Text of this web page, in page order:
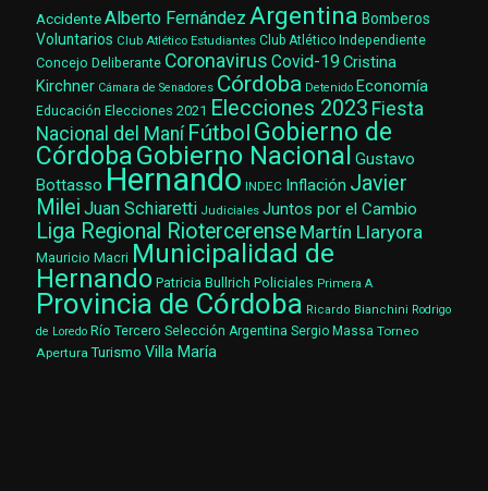
AccidenteAlberto Fernández Argentina Bomberos
Voluntarios Club Atlético Estudiantes Club Atlético Independiente
Concejo Deliberante Coronavirus Covid-19 Cristina
Kirchner Cámara de Senadores Córdoba Detenido Economía
Educación Elecciones 2021 Elecciones 2023 Fiesta
Nacional del Maní Fútbol Gobierno de
CórdobaGobierno Nacional Gustavo
Bottasso Hernando INDEC Inflación Javier
Milei Juan Schiaretti Judiciales Juntos por el Cambio
Liga Regional Riotercerense Martín Llaryora
Mauricio Macri Municipalidad de
Hernando Patricia Bullrich Policiales Primera A
Provincia de Córdoba Ricardo Bianchini Rodrigo
de Loredo Río Tercero Selección Argentina Sergio Massa Torneo
Apertura Turismo Villa María